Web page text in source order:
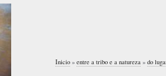
Inicio » entre a tribo e a natureza » do